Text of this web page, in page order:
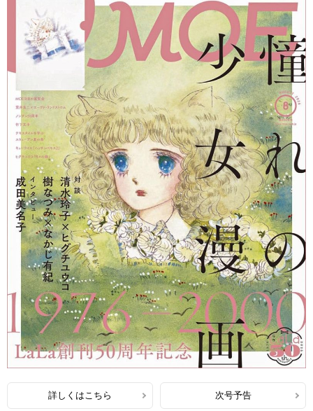
詳しくはこちら 次号予告